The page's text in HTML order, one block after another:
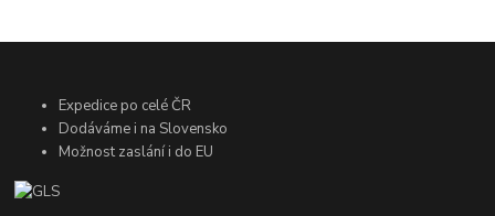
Expedice po celé ČR
Dodáváme i na Slovensko
Možnost zaslání i do EU